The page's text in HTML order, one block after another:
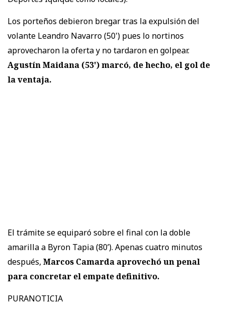
Los porteños debieron bregar tras la expulsión del
volante Leandro Navarro (50') pues lo nortinos
aprovecharon la oferta y no tardaron en golpear.
Agustín Maidana (53') marcó, de hecho, el gol de
la ventaja.
El trámite se equiparó sobre el final con la doble
amarilla a Byron Tapia (80’). Apenas cuatro minutos
después, Marcos Camarda aprovechó un penal
para concretar el empate definitivo.
PURANOTICIA